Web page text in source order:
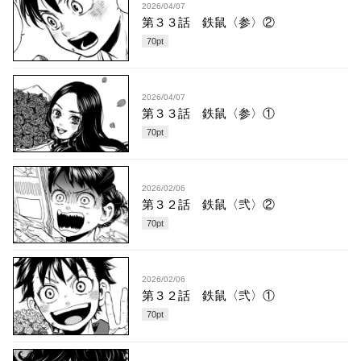
2026/04/07
第３３話 鉄鼠〈参〉②
70pt
2026/04/07
第３３話 鉄鼠〈参〉①
70pt
2026/02/06
第３２話 鉄鼠〈弐〉②
70pt
2026/02/06
第３２話 鉄鼠〈弐〉①
70pt